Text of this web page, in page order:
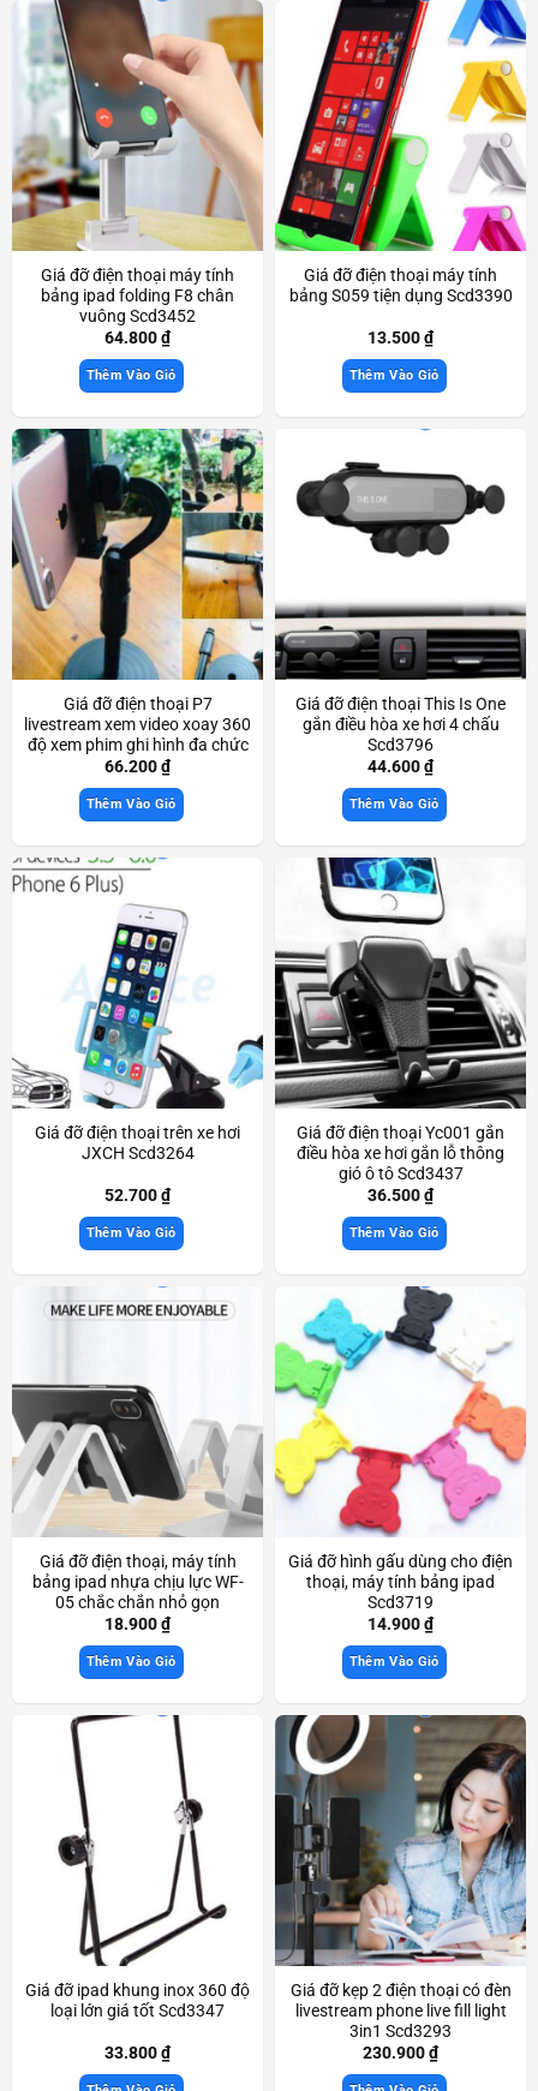
Giá đỡ điện thoại máy tính
bảng ipad folding F8 chân
vuông Scd3452
64.800₫
Thêm Vào Giỏ
Giá đỡ điện thoại máy tính
bảng S059 tiện dụng Scd3390
13.500₫
Thêm Vào Giỏ
Giá đỡ điện thoại P7
livestream xem video xoay 360
độ xem phim ghi hình đa chức
năng Scd3311
66.200₫
Thêm Vào Giỏ
Giá đỡ điện thoại This Is One
gắn điều hòa xe hơi 4 chấu
Scd3796
44.600₫
Thêm Vào Giỏ
Giá đỡ điện thoại trên xe hơi
JXCH Scd3264
52.700₫
Thêm Vào Giỏ
Giá đỡ điện thoại Yc001 gắn
điều hòa xe hơi gắn lỗ thông
gió ô tô Scd3437
36.500₫
Thêm Vào Giỏ
Giá đỡ điện thoại, máy tính
bảng ipad nhựa chịu lực WF-
05 chắc chắn nhỏ gọn
Scd3366
18.900₫
Thêm Vào Giỏ
Giá đỡ hình gấu dùng cho điện
thoại, máy tính bảng ipad
Scd3719
14.900₫
Thêm Vào Giỏ
Giá đỡ ipad khung inox 360 độ
loại lớn giá tốt Scd3347
33.800₫
Giá đỡ kẹp 2 điện thoại có đèn
livestream phone live fill light
3in1 Scd3293
230.900₫